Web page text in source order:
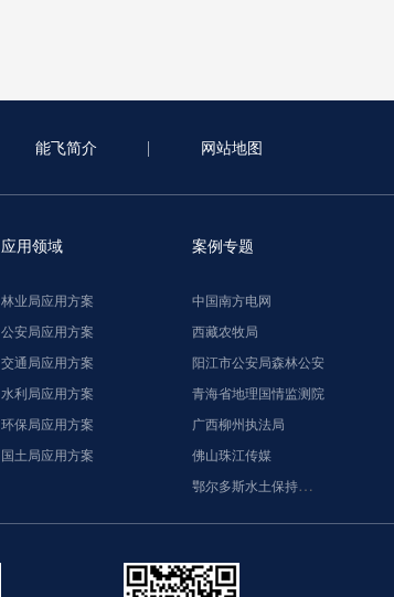
能飞简介 网站地图
应用领域
林业局应用方案
公安局应用方案
交通局应用方案
水利局应用方案
环保局应用方案
国土局应用方案
案例专题
中国南方电网
西藏农牧局
阳江市公安局森林公安
青海省地理国情监测院
广西柳州执法局
佛山珠江传媒
鄂尔多斯水土保持监督执法局